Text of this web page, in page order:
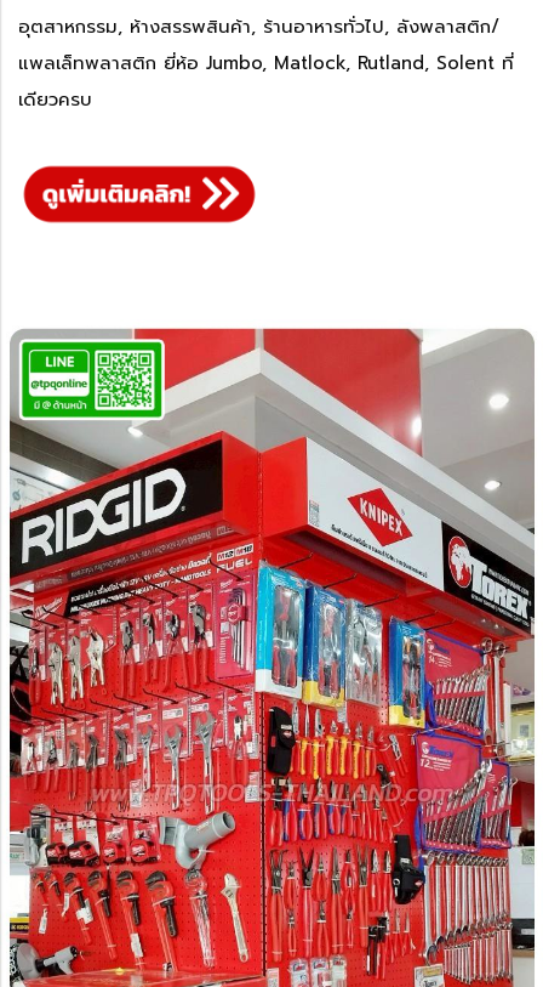
อุตสาหกรรม, ห้างสรรพสินค้า, ร้านอาหารทั่วไป, ลังพลาสติก/
แพลเล็ทพลาสติก ยี่ห้อ Jumbo, Matlock, Rutland, Solent ที่
เดียวครบ